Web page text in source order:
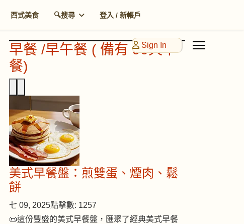
西式美食 🔍搜尋 登入 / 新帳戶
Sign In
早餐 /早午餐 ( 備有 90天早
餐)
美式早餐盤：煎雙蛋、煙肉、鬆
餅
七 09, 2025點擊數: 1257
📜這份豐盛的美式早餐盤，匯聚了經典美式早餐